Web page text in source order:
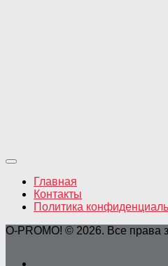
Главная
Контакты
Политика
O-PROMO! © 2026. Все права